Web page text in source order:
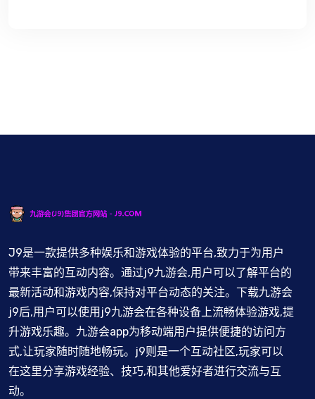
J9是一款提供多种娱乐和游戏体验的平台,致力于为用户
带来丰富的互动内容。通过j9九游会,用户可以了解平台的
最新活动和游戏内容,保持对平台动态的关注。下载九游会
j9后,用户可以使用j9九游会在各种设备上流畅体验游戏,提
升游戏乐趣。九游会app为移动端用户提供便捷的访问方
式,让玩家随时随地畅玩。j9则是一个互动社区,玩家可以
在这里分享游戏经验、技巧,和其他爱好者进行交流与互
动。